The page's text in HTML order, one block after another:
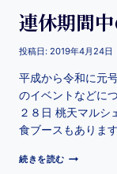
連休期間
投稿日: 2019年4月24日
平成から令和に元
のイベントなどに
２８日 桃天マルシ
食ブースもありま
続きを読む